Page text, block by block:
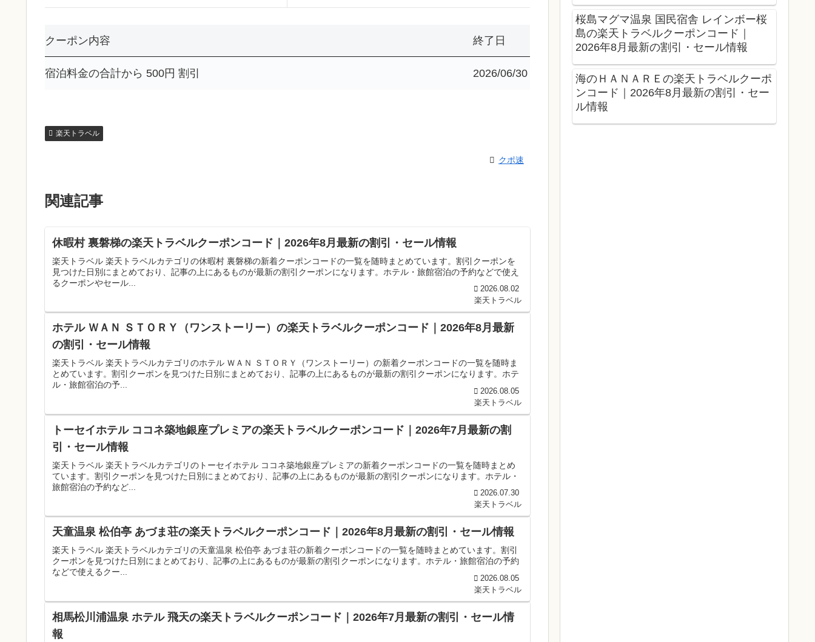
クーポン内容 終了日
宿泊料金の合計から 500円 割引 2026/06/30
楽天トラベル
クポ速
関連記事
休暇村 裏磐梯の楽天トラベルクーポンコード｜2026年8月最新の割引・セール情報
楽天トラベル 楽天トラベルカテゴリの休暇村 裏磐梯の新着クーポンコードの一覧を随時まとめています。割引クーポンを
見つけた日別にまとめており、記事の上にあるものが最新の割引クーポンになります。ホテル・旅館宿泊の予約などで使え
るクーポンやセール...
2026.08.02
楽天トラベル
ホテル ＷＡＮ ＳＴＯＲＹ（ワンストーリー）の楽天トラベルクーポンコード｜2026年8月最新
の割引・セール情報
楽天トラベル 楽天トラベルカテゴリのホテル ＷＡＮ ＳＴＯＲＹ（ワンストーリー）の新着クーポンコードの一覧を随時ま
とめています。割引クーポンを見つけた日別にまとめており、記事の上にあるものが最新の割引クーポンになります。ホテ
ル・旅館宿泊の予...
2026.08.05
楽天トラベル
トーセイホテル ココネ築地銀座プレミアの楽天トラベルクーポンコード｜2026年7月最新の割
引・セール情報
楽天トラベル 楽天トラベルカテゴリのトーセイホテル ココネ築地銀座プレミアの新着クーポンコードの一覧を随時まとめ
ています。割引クーポンを見つけた日別にまとめており、記事の上にあるものが最新の割引クーポンになります。ホテル・
旅館宿泊の予約など...
2026.07.30
楽天トラベル
天童温泉 松伯亭 あづま荘の楽天トラベルクーポンコード｜2026年8月最新の割引・セール情報
楽天トラベル 楽天トラベルカテゴリの天童温泉 松伯亭 あづま荘の新着クーポンコードの一覧を随時まとめています。割引
クーポンを見つけた日別にまとめており、記事の上にあるものが最新の割引クーポンになります。ホテル・旅館宿泊の予約
などで使えるクー...
2026.08.05
楽天トラベル
相馬松川浦温泉 ホテル 飛天の楽天トラベルクーポンコード｜2026年7月最新の割引・セール情
報
桜島マグマ温泉 国民宿舎 レインボー桜
島の楽天トラベルクーポンコード｜
2026年8月最新の割引・セール情報
海のＨＡＮＡＲＥの楽天トラベルクーポ
ンコード｜2026年8月最新の割引・セー
ル情報